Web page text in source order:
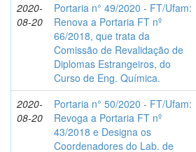
2020-
08-20
Portaria n° 49/2020 - FT/Ufam:
Renova a Portaria FT nº
66/2018, que trata da
Comissão de Revalidação de
Diplomas Estrangeiros, do
Curso de Eng. Química.
2020-
08-20
Portaria n° 50/2020 - FT/Ufam:
Revoga a Portaria FT nº
43/2018 e Designa os
Coordenadores do Lab. de